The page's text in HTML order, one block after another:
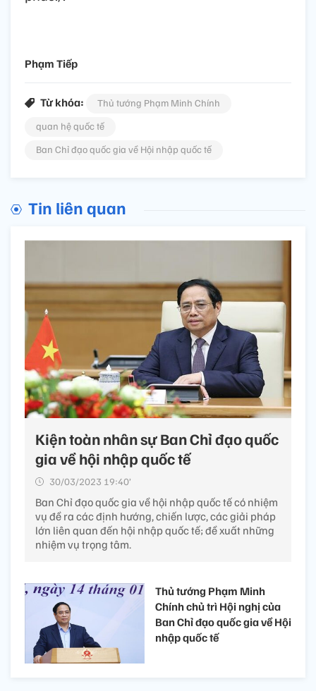
Phạm Tiếp
Từ khóa:
Thủ tướng Phạm Minh Chính
quan hệ quốc tế
Ban Chỉ đạo quốc gia về Hội nhập quốc tế
Tin liên quan
Kiện toàn nhân sự Ban Chỉ đạo quốc
gia về hội nhập quốc tế
30/03/2023 19:40’
Ban Chỉ đạo quốc gia về hội nhập quốc tế có nhiệm
vụ đề ra các định hướng, chiến lược, các giải pháp
lớn liên quan đến hội nhập quốc tế; đề xuất những
nhiệm vụ trọng tâm.
Thủ tướng Phạm Minh
Chính chủ trì Hội nghị của
Ban Chỉ đạo quốc gia về Hội
nhập quốc tế